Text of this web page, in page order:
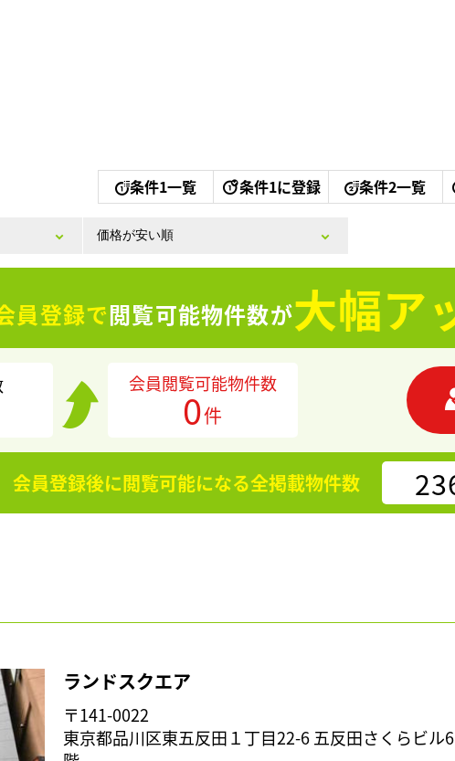
条件1一覧 条件1に登録 条件2一覧
員登録で閲覧可能物件数が大幅ア
会員閲覧可能物件数
0件
会員登録後に閲覧可能になる全掲載物件数
ランドスクエア
〒141-0022
東京都品川区東五反田１丁目22-6 五反田さくらビル6